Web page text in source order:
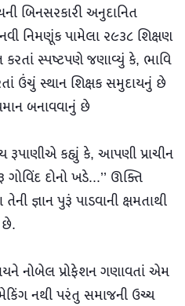
બિનસરકારી અનુદાનિત
નિમણૂંક પામેલા ર૯૩૮ શિક્ષણ
કરતાં સ્પષ્ટપણે જણાવ્યું કે, ભાવિ
ઉંચું સ્થાન શિક્ષક સમુદાયનું છે
બનાવવાનું છે
રૂપાણીએ કહ્યું કે, આપણી પ્રાચીન
દોનો ખડે...’’ ઊક્તિ
જ્ઞાન પુરૂં પાડવાની ક્ષમતાથી
નોબેલ પ્રોફેશન ગણાવતાં એમ
નથી પરંતુ સમાજની ઉચ્ચ